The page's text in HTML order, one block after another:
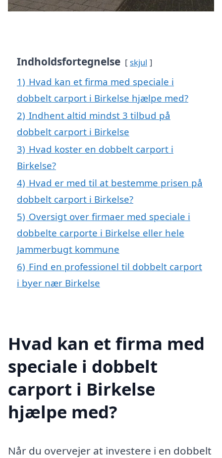
Indholdsfortegnelse skjul
1) Hvad kan et firma med speciale i
dobbelt carport i Birkelse hjælpe med?
2) Indhent altid mindst 3 tilbud på
dobbelt carport i Birkelse
3) Hvad koster en dobbelt carport i
Birkelse?
4) Hvad er med til at bestemme prisen på
dobbelt carport i Birkelse?
5) Oversigt over firmaer med speciale i
dobbelte carporte i Birkelse eller hele
Jammerbugt kommune
6) Find en professionel til dobbelt carport
i byer nær Birkelse
Hvad kan et firma med
speciale i dobbelt
carport i Birkelse
hjælpe med?
Når du overvejer at investere i en dobbelt